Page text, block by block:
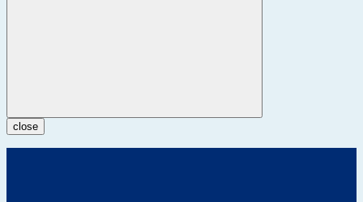
close